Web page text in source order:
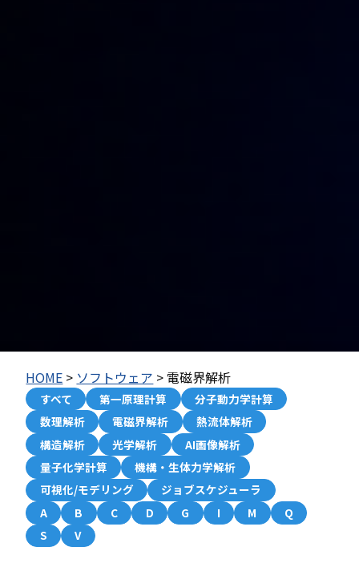
HOME > ソフトウェア > 電磁界解析
すべて 第一原理計算
分子動力学計算
数理解析
電磁界解析
熱流体解析
構造解析
光学解析
AI画像解析
量子化学計算
機構・生体力学解析
可視化/モデリング
ジョブスケジューラ
A
B C D G I M
Q
S
V